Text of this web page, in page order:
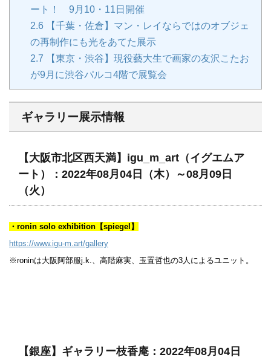
ート！ 9月10・11日開催
2.6 【千葉・佐倉】マン・レイならではのオブジェ
の再制作にも光をあてた展示
2.7 【東京・渋谷】現役藝大生で画家の友沢こたお
が9月に渋谷パルコ4階で展覧会
ギャラリー展示情報
【大阪市北区西天満】igu_m_art（イグエムア
ート）：2022年08月04日（木）～08月09日
（火）
・ronin solo exhibition【spiegel】
https://www.igu-m.art/gallery
※roninは大阪阿部服j.k.、高階麻実、玉置哲也の3人によるユニット。
【銀座】ギャラリー枝香庵：2022年08月04日